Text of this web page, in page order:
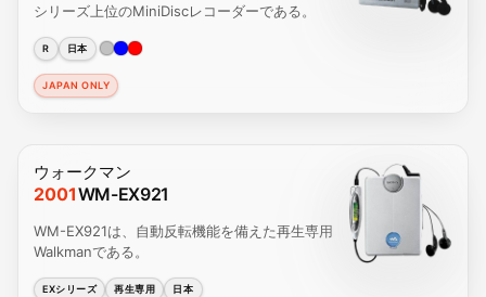
シリーズ上位のMiniDiscレコーダーである。
R 日本
JAPAN ONLY
ウォークマン
2001WM-EX921
WM-EX921は、自動反転機能を備えた再生専用
Walkmanである。
EXシリーズ 再生専用 日本